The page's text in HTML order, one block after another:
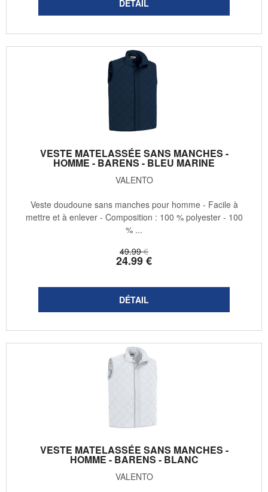
VESTE MATELASSÉE SANS MANCHES -
HOMME - BARENS - BLEU MARINE
VALENTO
49.99 €
24.99€
Veste doudoune sans manches pour homme - Facile à
mettre et à enlever - Composition : 100 % polyester - 100
% ...
VESTE MATELASSÉE SANS MANCHES -
HOMME - BARENS - BLANC
VALENTO